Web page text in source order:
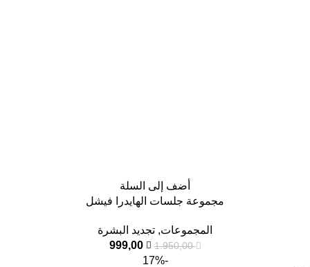
أضف إلى السلة
مجموعة جلسات الهايدرا فيشل
المجموعات, تجديد البشرة
1.950,00
999,00
-17%